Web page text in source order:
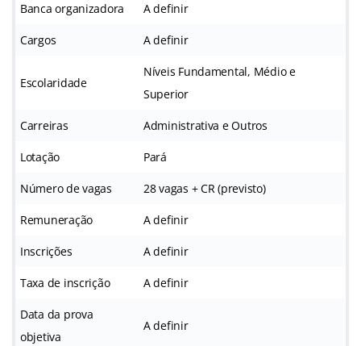
Banca organizadora A definir
Cargos A definir
Escolaridade
Níveis Fundamental, Médio e
Superior
Carreiras Administrativa e Outros
Lotação Pará
Número de vagas 28 vagas + CR (previsto)
Remuneração A definir
Inscrições A definir
Taxa de inscrição A definir
Data da prova
objetiva
A definir